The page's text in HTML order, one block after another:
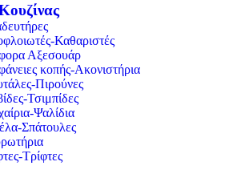
Καθαριστές
Αξεσουάρ
κοπής-Ακονιστήρια
Πιρούνες
Τσιμπίδες
Ψαλίδια
Σπάτουλες
Τρίφτες